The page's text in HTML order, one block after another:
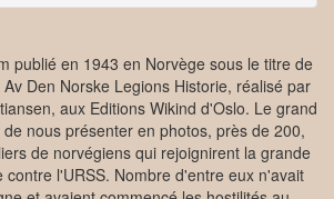
publié en 1943 en Norvège sous le titre de
Den Norske Legions Historie, réalisé par
aux Editions Wikind d'Oslo. Le grand
nous présenter en photos, près de 200,
de norvégiens qui rejoignirent la grande
l'URSS. Nombre d'entre eux n'avait